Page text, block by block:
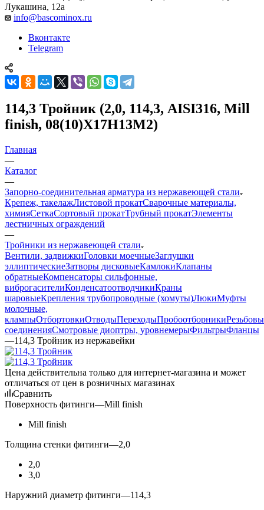
Лукашина, 12а
info@bascominox.ru
Вконтакте
Telegram
114,3 Тройник (2,0, 114,3, AISI316, Mill
finish, 08(10)Х17Н13М2)
Главная
—
Каталог
—
Запорно-соединительная арматура из нержавеющей стали
Крепеж, такелажЛистовой прокатСварочные материалы,
химияСеткаСортовый прокатТрубный прокатЭлементы
лестничных ограждений
—
Тройники из нержавеющей стали
Вентили, задвижкиГоловки моечныеЗаглушки
эллиптическиеЗатворы дисковыеКамлокиКлапаны
обратныеКомпенсаторы сильфонные,
виброгасителиКонденсатоотводчикиКраны
шаровыеКрепления трубопроводные (хомуты)ЛюкиМуфты
молочные,
клампыОтбортовкиОтводыПереходыПробоотборники
соединенияСмотровые диоптры, уровнемерыФильтрыФланцы
—114,3 Тройник из нержавейки
Цена действительна только для интернет-магазина и может
отличаться от цен в розничных магазинах
Сравнить
Поверхность фитинги—Mill finish
Mill finish
Толщина стенки фитинги—2,0
2,0
3,0
Наружний диаметр фитинги—114,3